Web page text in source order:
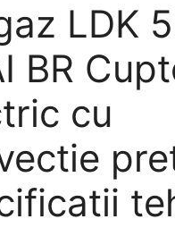
LDK
BR
cu